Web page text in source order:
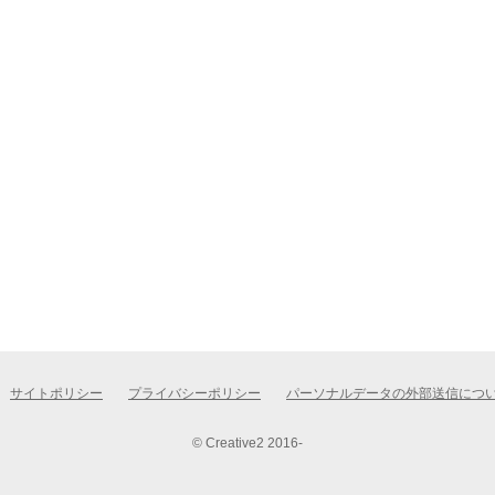
サイトポリシー プライバシーポリシー パーソナルデータの外部送信につ
© Creative2 2016-